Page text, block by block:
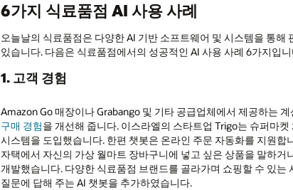
6가지 식료품점 AI 사용 사례
오늘날의 식료품점은 다양한 AI 기반 소프트웨어 및 시스템을 통
있습니다. 다음은 식료품점에서의 성공적인 AI 사용 사례 6가지입
1. 고객 경험
Amazon Go 매장이나 Grabango 및 기타 공급업체에서 제공하는
구매 경험을 개선해 줍니다. 이스라엘의 스타트업 Trigo는 슈퍼마
시스템을 도입했습니다. 한편 챗봇은 온라인 주문 자동화를 지원
자택에서 자신의 가상 월마트 장바구니에 넣고 싶은 상품을 말하
개발했습니다. 다양한 식료품점 브랜드를 골라가며 쇼핑할 수 있
질문에 답해 주는 AI 챗봇을 추가하였습니다.